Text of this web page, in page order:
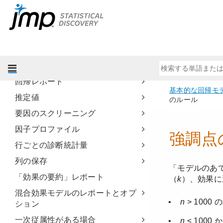
標準最小2乗法の使用例
［標準最小2乗］手法の起動
応答変数に対するオプション
回帰レポート
推定値
要因のスクリーニング
因子プロファイル
行ごとの診断統計量
列の保存
「効果の要約」レポート
混合効果モデルのレポートとオプ
ション
一次従属性がある場合